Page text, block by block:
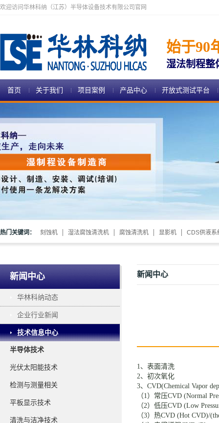
欢迎访问华林科纳（江苏）半导体设备技术有限公司官网
始于90
湿法制程整
首页 关于我们 项目案例 产品中心 开放式测试平台
热门关键词： 刻蚀机 湿法腐蚀清洗机 腐蚀清洗机 显影机 CDS供液系
新闻中心
华林科纳动态
企业行业新闻
技术信息中心
半导体技术
光伏太阳能技术
检测与测量相关
平板显示技术
清洗与洁净技术
新闻中心
1、表面清洗
2、初次氧化
3、 CVD(Chemical Vapor
（1）常压CVD (Normal
（2）低压CVD (Low
（3）热CVD (Hot CVD)/